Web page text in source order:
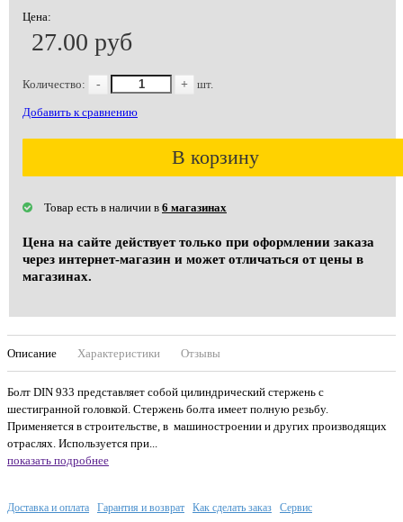
Цена:
27.00 руб
Количество: - + шт.
Добавить к сравнению
В корзину
Товар есть в наличии в 6 магазинах
Цена на сайте действует только при оформлении заказа
через интернет-магазин и может отличаться от цены в
магазинах.
Описание Характеристики Отзывы
Болт DIN 933 представляет собой цилиндрический стержень с
шестигранной головкой. Стержень болта имеет полную резьбу.
Применяется в строительстве, в машиностроении и других производящих
отраслях. Используется при...
показать подробнее
Доставка и оплата Гарантия и возврат Как сделать заказ Сервис